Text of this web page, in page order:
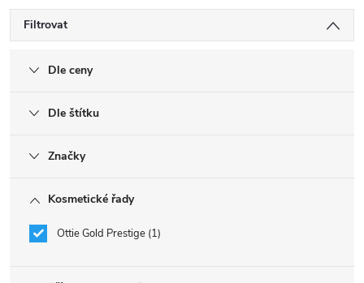
Filtrovat
Dle ceny
Dle štítku
Značky
Kosmetické řady
Ottie Gold Prestige 1